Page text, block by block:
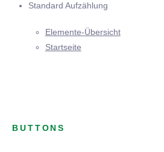
Standard Aufzählung
Elemente-Übersicht
Startseite
BUTTONS